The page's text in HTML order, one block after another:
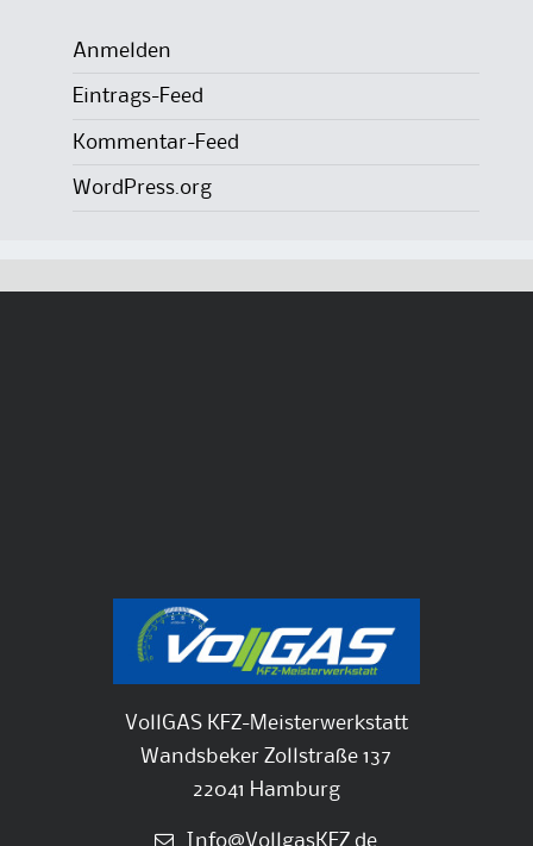
Anmelden
Eintrags-Feed
Kommentar-Feed
WordPress.org
VollGAS KFZ-Meisterwerkstatt
Wandsbeker Zollstraße 137
22041 Hamburg
Info@VollgasKFZ.de